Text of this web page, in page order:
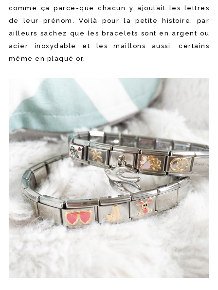
comme ça parce-que chacun y ajoutait les lettres
de leur prénom. Voilà pour la petite histoire, par
ailleurs sachez que les bracelets sont en argent ou
acier inoxydable et les maillons aussi, certains
même en plaqué or.